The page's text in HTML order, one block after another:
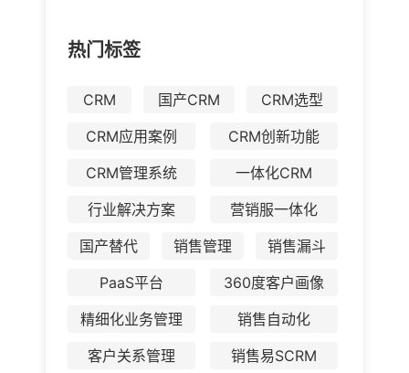
热门标签
CRM 国产CRM
CRM选型
CRM应用案例
CRM创新功能
CRM管理系统
一体化CRM
行业解决方案
营销服一体化
国产替代
销售管理
销售漏斗
PaaS平台
360度客户画像
精细化业务管理
销售自动化
客户关系管理
销售易SCRM